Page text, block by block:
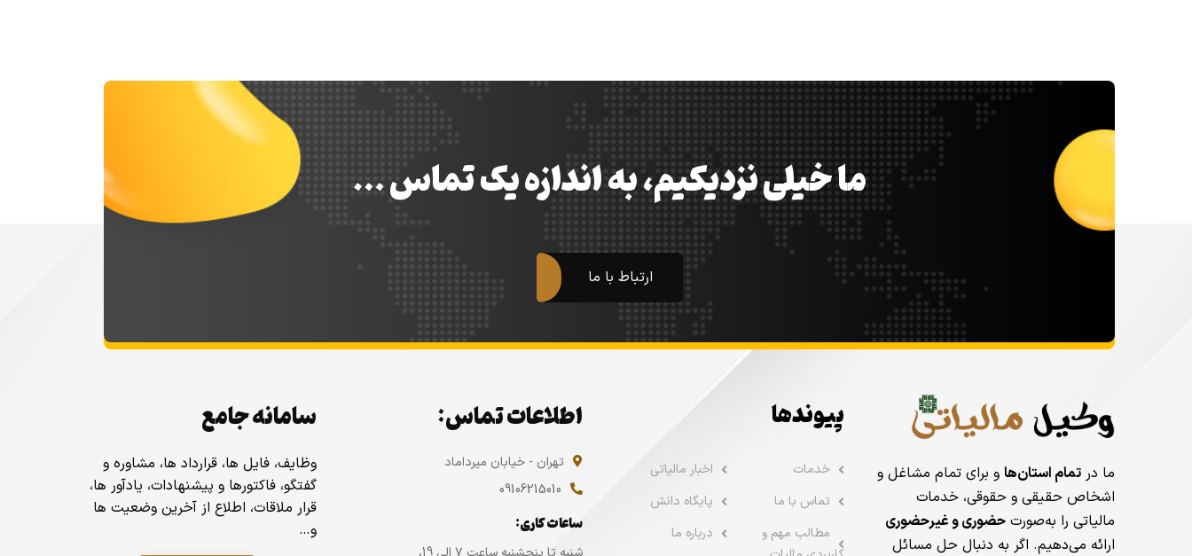
ما خیلی نزدیکیم، به اندازه یک تماس …
ارتباط با ما
ما در تمام استان‌ها و برای تمام مشاغل و
اشخاص حقیقی و حقوقی، خدمات
مالیاتی را به‌صورت حضوری و غیرحضوری
ارائه می‌دهیم. اگر به دنبال حل مسائل
پیوندها
خدمات
اخبار مالیاتی
تماس با ما
پایگاه دانش
مطالب مهم و
درباره ما
اطلاعات تماس:
تهران - خیابان میرداماد
09106215010
ساعات کاری:
سامانه جامع
وظایف، فایل ها، قرارداد ها، مشاوره و
گفتگو، فاکتورها و پیشنهادات، یادآور ها،
قرار ملاقات، اطلاع از آخرین وضعیت ها
و…